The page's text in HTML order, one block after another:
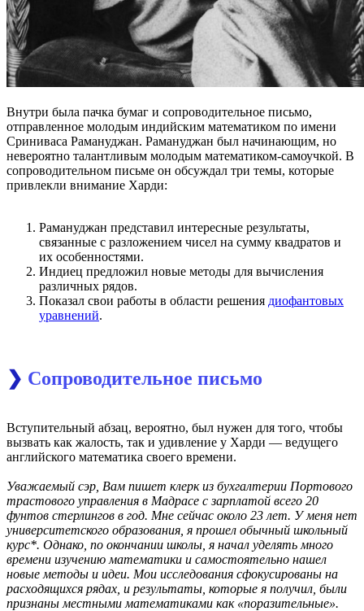
Внутри была пачка бумаг и сопроводительное письмо,
отправленное молодым индийским математиком по имени
Сриниваса Рамануджан. Рамануджан был начинающим, но
невероятно талантливым молодым математиком-самоучкой. В
сопроводительном письме он обсуждал три темы, которые
привлекли внимание Харди:
Рамануджан представил интересные результаты,
связанные с разложением чисел на сумму квадратов и
их особенностями.
Индиец предложил новые методы для вычисления
различных рядов.
Показал свои работы в области решения диофантовых
уравнений.
❯ Сопроводительное письмо
Вступительный абзац, вероятно, был нужен для того, чтобы
вызвать как жалость, так и удивление у Харди — ведущего
английского математика своего времени.
Уважаемый сэр, Вам пишет клерк из бухгалтерии Портового
трастового управления в Мадрасе с зарплатой всего 20
фунтов стерлингов в год. Мне сейчас около 23 лет. У меня нет
университетского образования, я прошел обычный школьный
курс*. Однако, по окончании школы, я начал уделять много
времени изучению математики и самостоятельно нашел
новые методы и идеи. Мои исследования сфокусированы на
расходящихся рядах, и результаты, которые я получил, были
признаны местными математиками как «поразительные».